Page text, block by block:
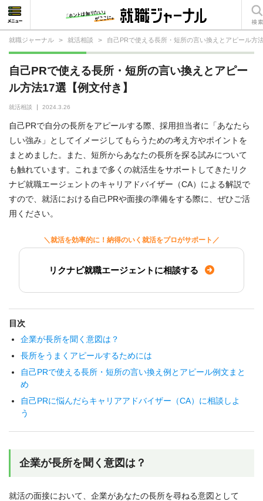
就職ジャーナル > 就活相談 > 自己PRで使える長所・短所の言い換えとアピール方
自己PRで使える長所・短所の言い換えとアピー
ル方法17選【例文付き】
就活相談 2024.3.26
自己PRで自分の長所をアピールする際、採用担当者に「あなたら
しい強み」としてイメージしてもらうための考え方やポイントを
まとめました。また、短所からあなたの長所を探る試みについて
も触れています。これまで多くの就活生をサポートしてきたリク
ナビ就職エージェントのキャリアドバイザー（CA）による解説で
すので、就活における自己PRや面接の準備をする際に、ぜひご活
用ください。
＼就活を効率的に！納得のいく就活をプロがサポート／
リクナビ就職エージェントに相談する
目次
企業が長所を聞く意図は？
長所をうまくアピールするためには
自己PRで使える長所・短所の言い換え例とアピール例文まと
め
自己PRに悩んだらキャリアアドバイザー（CA）に相談しよ
う
企業が長所を聞く意図は？
就活の面接において、企業があなたの長所を尋ねる意図として
就活相談
就活ノウハウ
仕事の選び方・ヒント
仕事とは？
就活コラム